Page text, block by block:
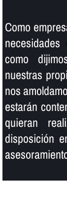
Como
como
nuestras
nos
estarán
quieran
disposición